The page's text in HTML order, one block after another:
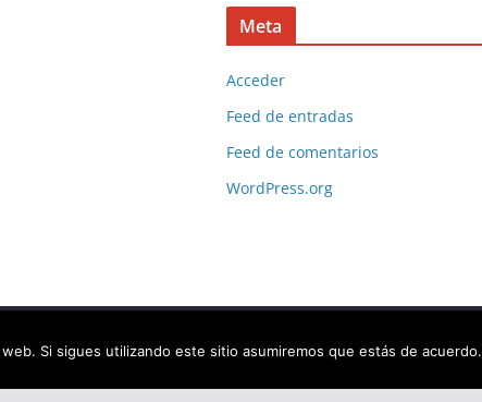
Meta
Acceder
Feed de entradas
Feed de comentarios
WordPress.org
Si sigues utilizando este sitio asumiremos que estás de acuerdo.